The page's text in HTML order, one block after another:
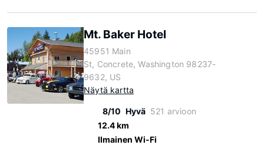
Mt. Baker Hotel
45951 Main
St, Concrete, Washington 98237-
9632, US
Näytä kartta
8/10 Hyvä 521 arvioon
12.4 km
Ilmainen Wi-Fi